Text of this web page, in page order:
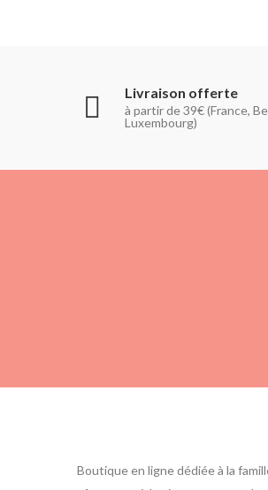
Livraison offerte
à partir de 39€ (France,
Luxembourg)
Boutique en ligne dédiée à la